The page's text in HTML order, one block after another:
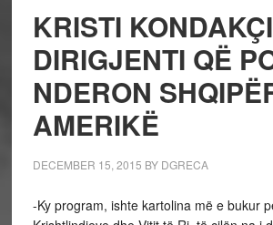
KRISTI
DIRIGJENTI QË
NDERON
AMERIKË
DECEMBER 15, 2015 BY DGRECA
-Ky program, ishte kartolina më e bukur